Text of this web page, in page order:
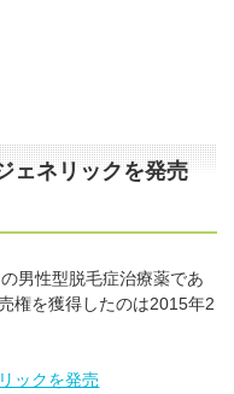
ェネリックを発売
男性型脱毛症治療薬であ
権を獲得したのは2015年2
ックを発売